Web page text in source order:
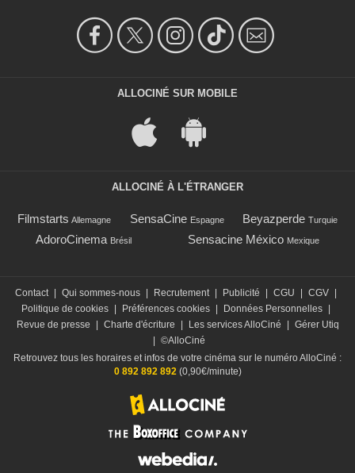
ALLOCINÉ SUR MOBILE
ALLOCINÉ À L'ÉTRANGER
Filmstarts Allemagne SensaCine Espagne Beyazperde Turquie
AdoroCinema Brésil Sensacine México Mexique
Contact | Qui sommes-nous | Recrutement | Publicité | CGU | CGV |
Politique de cookies | Préférences cookies | Données Personnelles |
Revue de presse
| Charte d'écriture | Les services AlloCiné | Gérer Utiq
| ©AlloCiné
Retrouvez tous les horaires et infos de votre cinéma sur le numéro AlloCiné :
0 892 892 892(0,90€/minute)